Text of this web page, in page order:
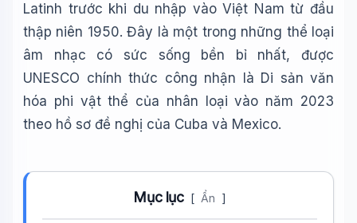
Latinh trước khi du nhập vào Việt Nam từ đầu
thập niên 1950. Đây là một trong những thể loại
âm nhạc có sức sống bền bỉ nhất, được
UNESCO chính thức công nhận là Di sản văn
hóa phi vật thể của nhân loại vào năm 2023
theo hồ sơ đề nghị của Cuba và Mexico.
Mục lục [ Ẩn ]